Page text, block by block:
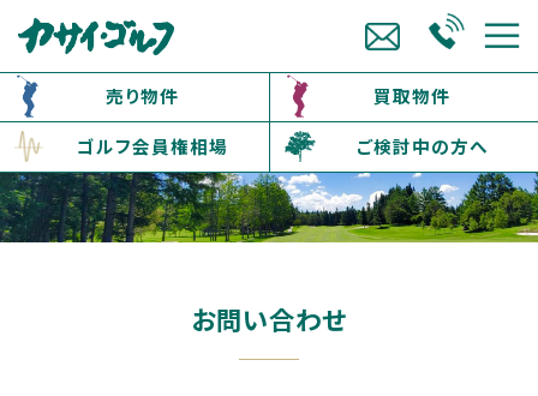
売り物件
買取物件
ゴルフ会員権相場
ご検討中の方へ
お問い合わせ